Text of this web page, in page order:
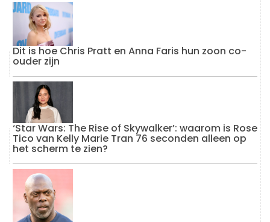
Dit is hoe Chris Pratt en Anna Faris hun zoon co-
ouder zijn
‘Star Wars: The Rise of Skywalker’: waarom is Rose
Tico van Kelly Marie Tran 76 seconden alleen op
het scherm te zien?